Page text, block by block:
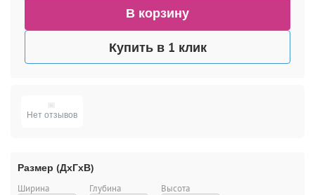
В корзину
Купить в 1 клик
Размер (ДхГхВ)
Ширина Глубина Высота
Нет отзывов